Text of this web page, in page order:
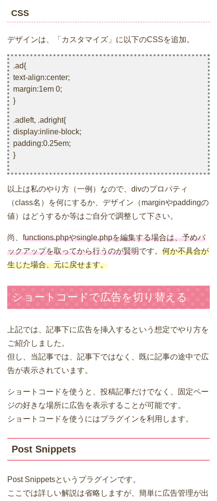
CSS
デザインは、「カスタマイズ」に以下のCSSを追加。
.ad{
text-align:center;
margin:1em 0;
}
.adleft, .adright{
display:inline-block;
padding:0.25em;
}
以上は私のやり方（一例）なので、divのプロパティ
（class名）を何にするか、デザイン（marginやpaddingの
値）はどうするか等はご自分で調整して下さい。
尚、functions.phpやsingle.phpを編集する場合は、予めバ
ックアップを取ってから行うのが賢明です。 何か不具合が
生じた場合、元に戻せます。
ショートコードで広告を切り替える
上記では、記事下に広告を挿入するという想定でやり方を
ご紹介しました。
但し、当記事では、記事下ではなく、既に記事の途中で広
告が表示されています。
ショートコードを使うと、投稿記事だけでなく、固定ペー
ジの好きな場所に広告を表示することが可能です。
ショートコードを使うにはプラグインを利用します。
Post Snippets
Post Snippetsというプラグインです。
ここでは詳しい解説は省略しますが、簡単に広告管理が出